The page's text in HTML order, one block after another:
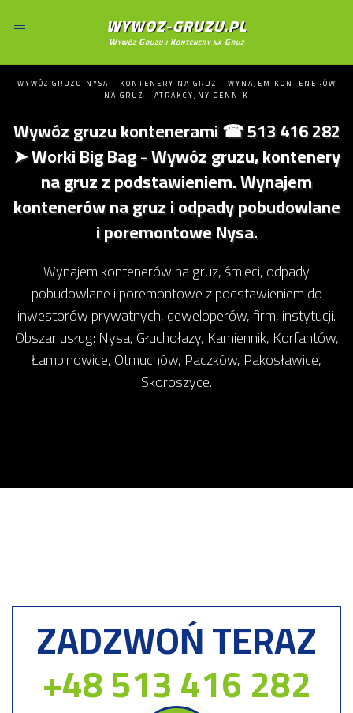
WYWOZ-GRUZU.PL
Wywóz Gruzu i Kontenery na Gruz
WYWÓZ GRUZU NYSA - KONTENERY NA GRUZ - WYNAJEM KONTENERÓW
NA GRUZ - ATRAKCYJNY CENNIK
Wywóz gruzu kontenerami ☎ 513 416 282
➤ Worki Big Bag - Wywóz gruzu, kontenery
na gruz z podstawieniem. Wynajem
kontenerów na gruz i odpady pobudowlane
i poremontowe Nysa.
Wynajem kontenerów na gruz, śmieci, odpady
pobudowlane i poremontowe z podstawieniem do
inwestorów prywatnych, deweloperów, firm, instytucji.
Obszar usług: Nysa, Głuchołazy, Kamiennik, Korfantów,
Łambinowice, Otmuchów, Paczków, Pakosławice,
Skoroszyce.
ZADZWOŃ TERAZ
+48 513 416 282